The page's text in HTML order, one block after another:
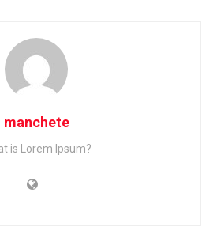
manchete
is Lorem Ipsum?